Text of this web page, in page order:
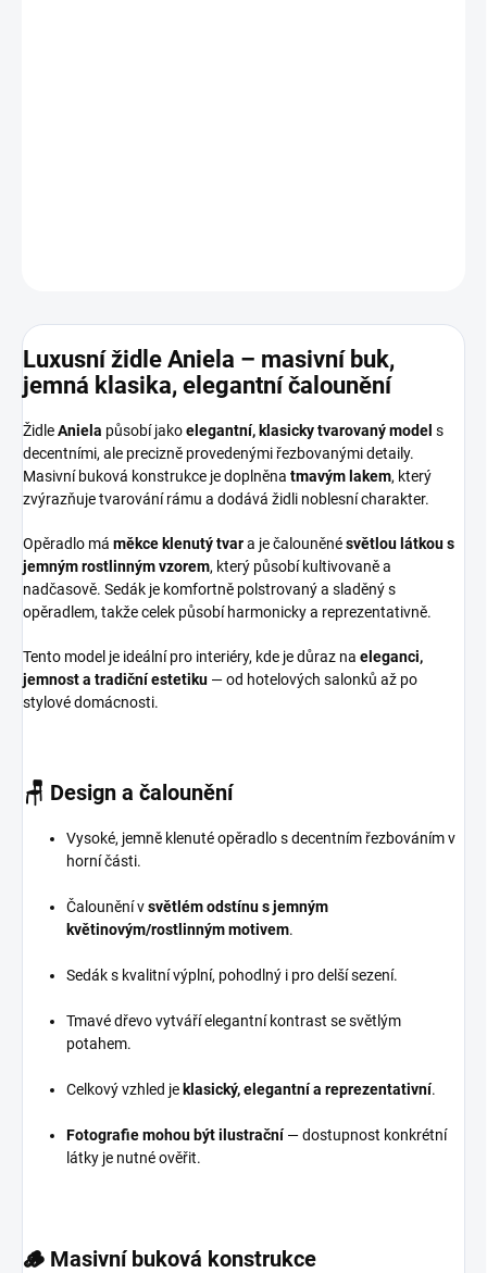
Luxusní židle Aniela – masivní buk,
jemná klasika, elegantní čalounění
ŽidleAniela působí jakoelegantní, klasicky tvarovaný model s
decentními, ale precizně provedenými řezbovanými detaily.
Masivní buková konstrukce je doplněna tmavým lakem, který
zvýrazňuje tvarování rámu a dodává židli noblesní charakter.
Opěradlo má měkce klenutý tvara je čalouněnésvětlou látkou s
jemným rostlinným vzorem, který působí kultivovaně a
nadčasově. Sedák je komfortně polstrovaný a sladěný s
opěradlem, takže celek působí harmonicky a reprezentativně.
Tento model je ideální pro interiéry, kde je důraz na eleganci,
jemnost a tradiční estetiku — od hotelových salonků až po
stylové domácnosti.
🪑 Design a čalounění
Vysoké, jemně klenuté opěradlo s decentním řezbováním v
horní části.
Čalounění vsvětlém odstínu s jemným
květinovým/rostlinným motivem.
Sedák s kvalitní výplní, pohodlný i pro delší sezení.
Tmavé dřevo vytváří elegantní kontrast se světlým
potahem.
Celkový vzhled je klasický, elegantní a reprezentativní.
Fotografie mohou být ilustrační— dostupnost konkrétní
látky je nutné ověřit.
🪵 Masivní buková konstrukce